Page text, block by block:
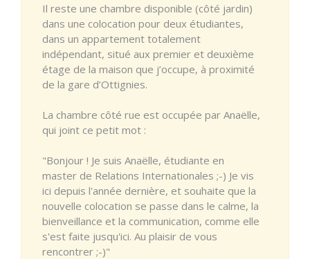
Il reste une chambre disponible (côté jardin)
dans une colocation pour deux étudiantes,
dans un appartement totalement
indépendant, situé aux premier et deuxième
étage de la maison que j’occupe, à proximité
de la gare d’Ottignies.
La chambre côté rue est occupée par Anaëlle,
qui joint ce petit mot :
"Bonjour ! Je suis Anaëlle, étudiante en
master de Relations Internationales ;-) Je vis
ici depuis l'année dernière, et souhaite que la
nouvelle colocation se passe dans le calme, la
bienveillance et la communication, comme elle
s'est faite jusqu'ici. Au plaisir de vous
rencontrer ;-)"